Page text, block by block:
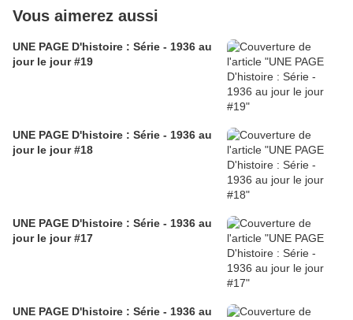
Vous aimerez aussi
UNE PAGE D'histoire : Série - 1936 au
jour le jour #19
UNE PAGE D'histoire : Série - 1936 au
jour le jour #18
UNE PAGE D'histoire : Série - 1936 au
jour le jour #17
UNE PAGE D'histoire : Série - 1936 au